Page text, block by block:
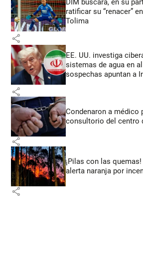
DIM buscará, en su
ratificar su “renacer”
Tolima
share
EE. UU. investiga
sistemas de agua en
sospechas apuntan a
share
Condenaron a médico
consultorio del centro
share
¡Pilas con las
alerta naranja por
share